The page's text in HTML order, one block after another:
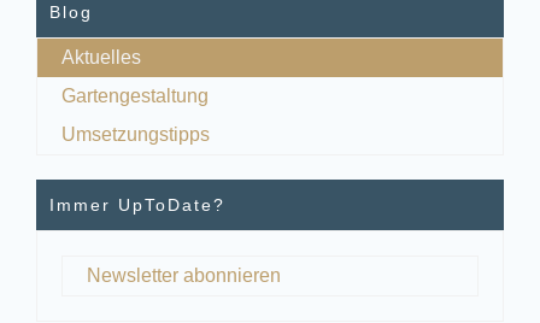
Blog
Aktuelles
Gartengestaltung
Umsetzungstipps
Immer UpToDate?
Newsletter abonnieren